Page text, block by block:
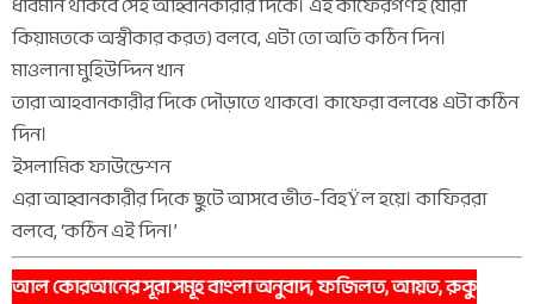
কিয়ামতকে অস্বীকার করত) বলবে, এটা তো অতি কঠিন দিন।
মাওলানা মুহিউদ্দিন খান
তারা আহবানকারীর দিকে দৌড়াতে থাকবে। কাফেরা বলবেঃ এটা কঠিন
দিন।
ইসলামিক ফাউন্ডেশন
এরা আহ্বানকারীর দিকে ছুটে আসবে ভীত-বিহŸল হয়ে। কাফিররা
বলবে, ‘কঠিন এই দিন।’
আল কোরআনের সূরা সমূহ বাংলা অনুবাদ, ফজিলত, আয়ত, রুকু